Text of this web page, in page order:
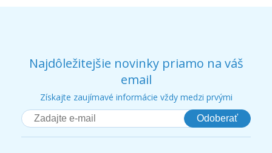
Najdôležitejšie novinky priamo na váš
email
Získajte zaujímavé informácie vždy medzi prvými
Odoberať